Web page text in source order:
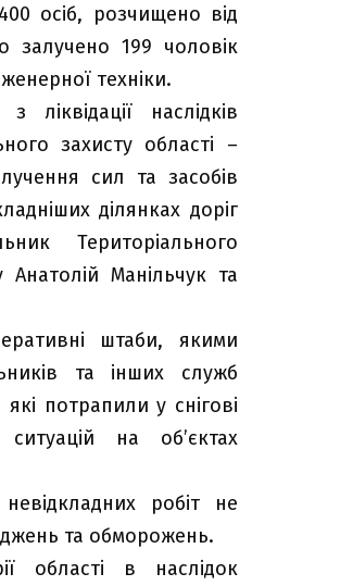
осіб, розчищено від
залучено 199 чоловік
техніки.
наслідків
захисту області –
сил та засобів
ділянках доріг
Територіального
Манільчук та
штаби, якими
та інших служб
потрапили у снігові
на об’єктах
робіт не
та обморожень.
області в наслідок